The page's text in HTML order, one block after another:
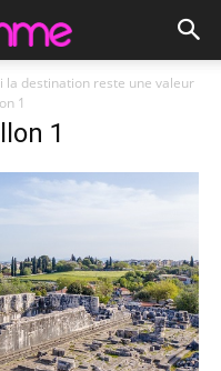
la destination reste une valeur
1
1